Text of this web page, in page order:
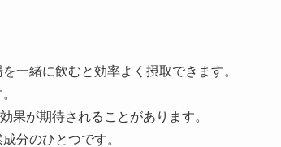
一緒に飲むと効率よく摂取できます。
果が期待されることがあります。
分のひとつです。